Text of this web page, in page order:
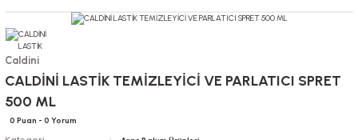
Caldini
CALDİNİ LASTİK TEMİZLEYİCİ VE PARLATICI SPRET
500 ML
0 Puan - 0 Yorum